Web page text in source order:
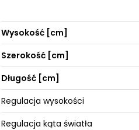
Wysokość [cm]
Szerokość [cm]
Długość [cm]
Regulacja wysokości
Regulacja kąta światła